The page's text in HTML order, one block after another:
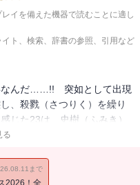
イを備えた機器で読むことに適し
ト、検索、辞書の参照、引用など
なんだ……!! 突如として出現
、殺戮（さつりく）を繰り
た23は、史樹（ふみき）
外薗昌也が描きだす、超ス
る
まで
2026！全